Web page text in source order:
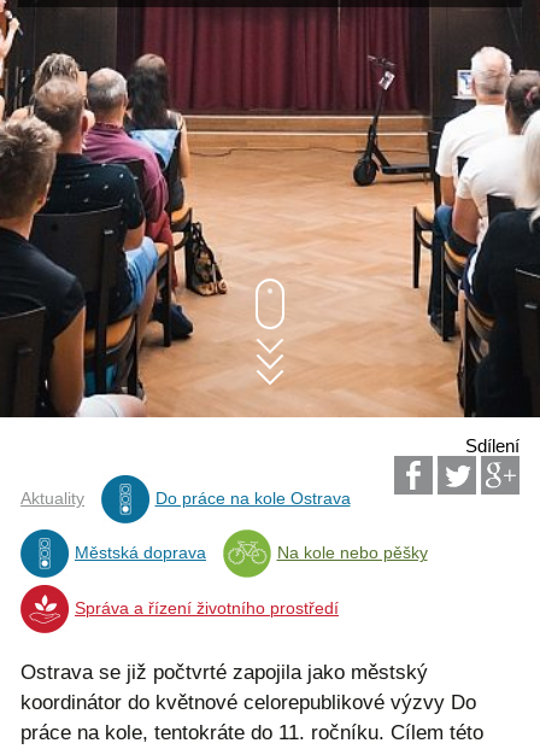
Sdílení
Aktuality Do práce na kole Ostrava
Městská doprava Na kole nebo pěšky
Správa a řízení životního prostředí
Ostrava se již počtvrté zapojila jako městský
koordinátor do květnové celorepublikové výzvy Do
práce na kole, tentokráte do 11. ročníku. Cílem této